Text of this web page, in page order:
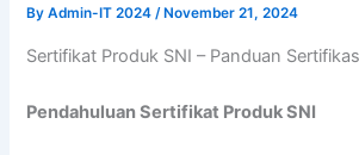
ByAdmin-IT 2024/ November 21, 2024
Sertifikat Produk SNI – Panduan
Pendahuluan Sertifikat Produk SNI